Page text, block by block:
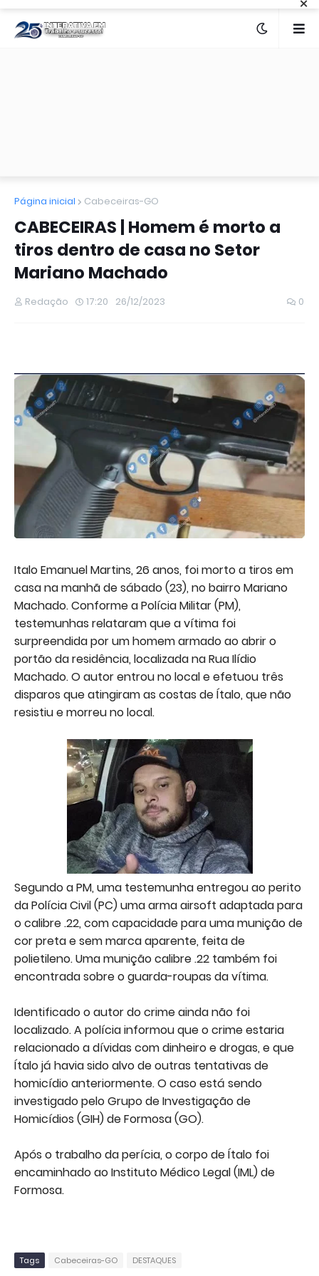
Página inicial Cabeceiras-GO
CABECEIRAS | Homem é morto a
tiros dentro de casa no Setor
Mariano Machado
Redação 17:20 26/12/2023 0
Italo Emanuel Martins, 26 anos, foi morto a tiros em
casa na manhã de sábado (23), no bairro Mariano
Machado. Conforme a Polícia Militar (PM),
testemunhas relataram que a vítima foi
surpreendida por um homem armado ao abrir o
portão da residência, localizada na Rua Ilídio
Machado. O autor entrou no local e efetuou três
disparos que atingiram as costas de Ítalo, que não
resistiu e morreu no local.
Segundo a PM, uma testemunha entregou ao perito
da Polícia Civil (PC) uma arma airsoft adaptada para
o calibre .22, com capacidade para uma munição de
cor preta e sem marca aparente, feita de
polietileno. Uma munição calibre .22 também foi
encontrada sobre o guarda-roupas da vítima.
Identificado o autor do crime ainda não foi
localizado. A polícia informou que o crime estaria
relacionado a dívidas com dinheiro e drogas, e que
Ítalo já havia sido alvo de outras tentativas de
homicídio anteriormente. O caso está sendo
investigado pelo Grupo de Investigação de
Homicídios (GIH) de Formosa (GO).
Após o trabalho da perícia, o corpo de Ítalo foi
encaminhado ao Instituto Médico Legal (IML) de
Formosa.
Tags Cabeceiras-GO DESTAQUES